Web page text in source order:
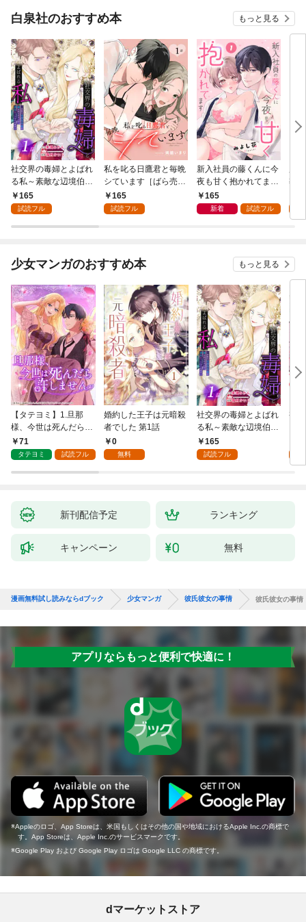
白泉社のおすすめ本 もっと見る
社交界の毒婦とよばれ
る私～素敵な辺境伯令
息に腕を折られたの
で、責任とってもらい
第1話
165
試読フル
私を叱る日鷹君と毎晩
シています［ばら売
り］ 第1話
165
試読フル
新入社員の藤くんに今
夜も甘く抱かれてます
［ばら売り］ 第1話
165
新着 試読フル
導
し
下
少女マンガのおすすめ本 もっと見る
【タテヨミ】1.旦那
様、今世は死んだら許
しません
71
タテヨミ 試読フル
婚約した王子は元暗殺
者でした 第1話
0
無料
社交界の毒婦とよばれ
る私～素敵な辺境伯令
息に腕を折られたの
で、責任とってもらい
165
試読フル
視
新刊配信予定 ランキング
キャンペーン 無料
漫画無料試し読みならdブック 少女マンガ 彼氏彼女の事情 彼氏彼女の事
アプリならもっと便利で快適に！
Appleのロゴ、App Storeは、米国もしくはその他の国や地域におけるApple Inc.の商標で
す。App Storeは、Apple Inc.のサービスマークです。
Google Play および Google Play ロゴは Google LLC の商標です。
dマーケットストア